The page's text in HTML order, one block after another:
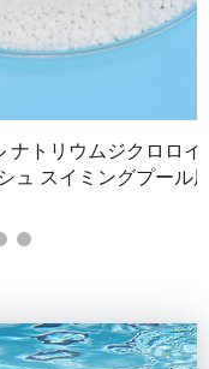
クロロイソシアヌレ
グプール用